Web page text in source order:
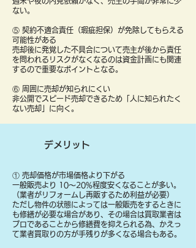
ない。
⑤ 契約不適合責任（瑕疵担保）が免除してもらえる
可能性がある
売却後に発覚した不具合について売主が後から責任
を問われるリスクがなくなるのは資金計画にも関連
するので重要なポイントとなる。
⑥ 周囲に売却が知られにくい
非公開でスピード売却できるため「人に知られたく
ない売却」に向く。
デメリット
① 売却価格が市場価格より下がる
一般販売より 10〜20%程度安くなることが多い。
（業者がリフォームし再販するため利益が必要）
ただし物件の状態によっては一般販売をするときに
も修繕が必要な場合があり、その場合は買取業者は
プロであることから修繕費を抑えられる為、かえっ
て業者買取りの方が手残りが多くなる場合もある。